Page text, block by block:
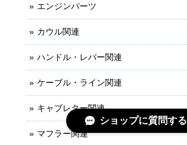
エンジンパーツ
カウル関連
ハンドル・レバー関連
ケーブル・ライン関連
キャブレター関連
マフラー関連
ショップに質問する